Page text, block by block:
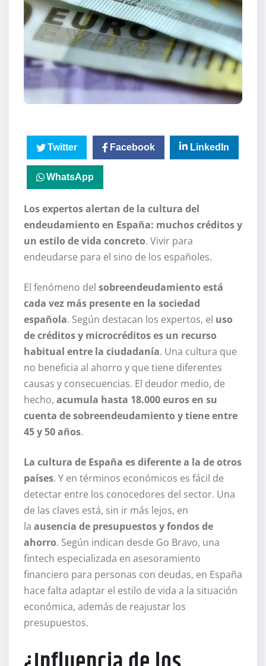
Twitter Facebook LinkedIn
WhatsApp
Los expertos alertan de la cultura del
endeudamiento en España: muchos créditos y
un estilo de vida concreto. Vivir para
endeudarse para el sino de los españoles.
El fenómeno del sobreendeudamiento está
cada vez más presente en la sociedad
española. Según destacan los expertos, el uso
de créditos y microcréditos es un recurso
habitual entre la ciudadanía. Una cultura que
no beneficia al ahorro y que tiene diferentes
causas y consecuencias. El deudor medio, de
hecho, acumula hasta 18.000 euros en su
cuenta de sobreendeudamiento y tiene entre
45 y 50 años.
La cultura de España es diferente a la de otros
países. Y en términos económicos es fácil de
detectar entre los conocedores del sector. Una
de las claves está, sin ir más lejos, en
la ausencia de presupuestos y fondos de
ahorro. Según indican desde Go Bravo, una
fintech especializada en asesoramiento
financiero para personas con deudas, en España
hace falta adaptar el estilo de vida a la situación
económica, además de reajustar los
presupuestos.